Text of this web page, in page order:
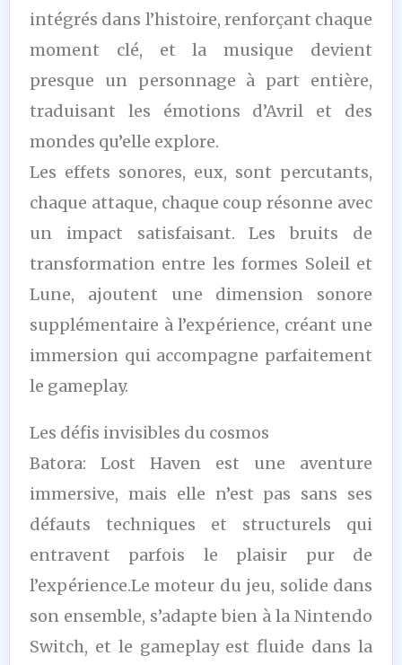
intégrés dans l’histoire, renforçant chaque
moment clé, et la musique devient
presque un personnage à part entière,
traduisant les émotions d’Avril et des
mondes qu’elle explore.
Les effets sonores, eux, sont percutants,
chaque attaque, chaque coup résonne avec
un impact satisfaisant. Les bruits de
transformation entre les formes Soleil et
Lune, ajoutent une dimension sonore
supplémentaire à l’expérience, créant une
immersion qui accompagne parfaitement
le gameplay.
Les défis invisibles du cosmos
Batora: Lost Haven est une aventure
immersive, mais elle n’est pas sans ses
défauts techniques et structurels qui
entravent parfois le plaisir pur de
l’expérience.Le moteur du jeu, solide dans
son ensemble, s’adapte bien à la Nintendo
Switch, et le gameplay est fluide dans la